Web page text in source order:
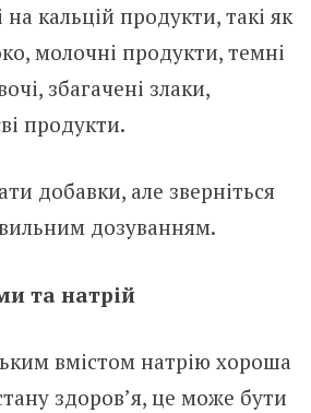
на кальцій продукти, такі як
молочні продукти, темні
збагачені злаки,
продукти.
добавки, але зверніться
дозуванням.
та натрій
вмістом натрію хороша
здоров’я, це може бути